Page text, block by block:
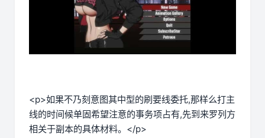
<p>如果不乃刻意图其中型的刷要线委托,那样么打主
线的时间候单固希望注意的事务项占有,先到来罗列方
相关于副本的具体材料。</p>